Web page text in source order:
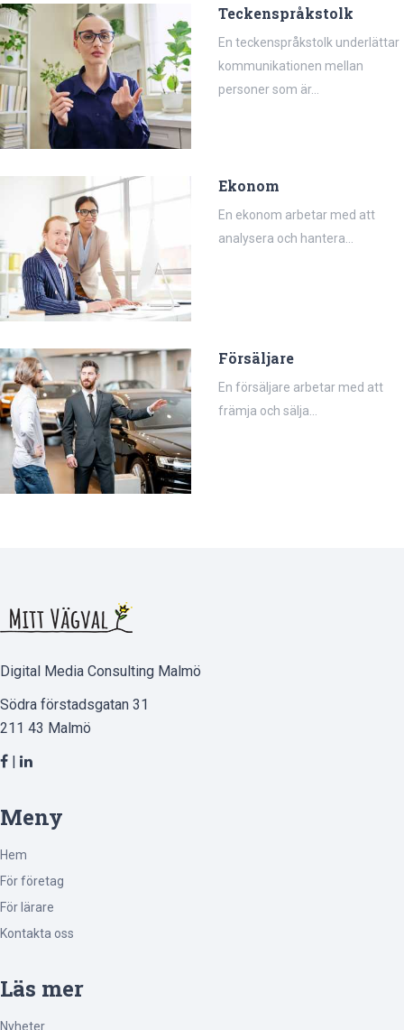
Teckenspråkstolk
En teckenspråkstolk underlättar
kommunikationen mellan
personer som är...
Ekonom
En ekonom arbetar med att
analysera och hantera...
Försäljare
En försäljare arbetar med att
främja och sälja...
Digital Media Consulting Malmö
Södra förstadsgatan 31
211 43 Malmö
|
Meny
Hem
För företag
För lärare
Kontakta oss
Läs mer
Nyheter